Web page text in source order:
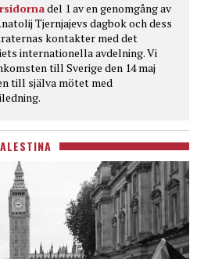
del 1 av en genomgång av
Tjernjajevs dagbok och dess
kontakter med det
internationella avdelning. Vi
till Sverige den 14 maj
till själva mötet med